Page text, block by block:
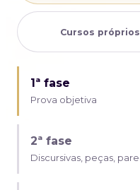
Cursos
1ª fase
Prova objetiva
2ª fase
Discursivas, peças,